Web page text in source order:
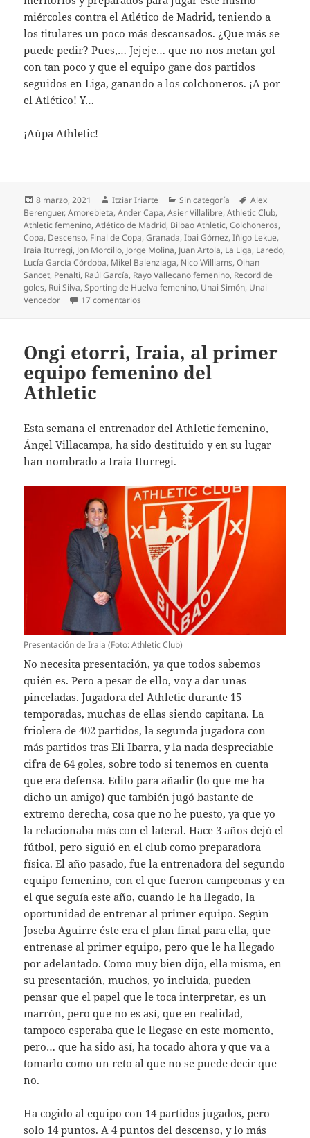
miércoles contra el Atlético de Madrid, teniendo a
los titulares un poco más descansados. ¿Que más se
puede pedir? Pues,… Jejeje… que no nos metan gol
con tan poco y que el equipo gane dos partidos
seguidos en Liga, ganando a los colchoneros. ¡A por
el Atlético! Y…
¡Aúpa Athletic!
Publicado
el
8 marzo, 2021 Autor
Itziar Iriarte Categorías
Sin categoría Etiquetas
Alex
Berenguer,Amorebieta,Ander Capa,Asier Villalibre,Athletic Club,
Athletic femenino,Atlético de Madrid, Bilbao Athletic,Colchoneros,
Copa, Descenso, Final de Copa,Granada,Ibai Gómez,Iñigo Lekue,
Iraia Iturregi, Jon Morcillo, Jorge Molina, Juan Artola, La Liga, Laredo,
Lucía García Córdoba, Mikel Balenziaga, Nico Williams,Oihan
Sancet, Penalti, Raúl García, Rayo Vallecano femenino, Record de
goles, Rui Silva,Sporting de Huelva femenino, Unai Simón, Unai
Vencedor
17 comentarios
Ongi etorri, Iraia, al primer
equipo femenino del
Athletic
Esta semana el entrenador del Athletic femenino,
Ángel Villacampa, ha sido destituido y en su lugar
han nombrado a Iraia Iturregi.
Presentación de Iraia (Foto: Athletic Club)
No necesita presentación, ya que todos sabemos
quién es. Pero a pesar de ello, voy a dar unas
pinceladas. Jugadora del Athletic durante 15
temporadas, muchas de ellas siendo capitana. La
friolera de 402 partidos, la segunda jugadora con
más partidos tras Eli Ibarra, y la nada despreciable
cifra de 64 goles, sobre todo si tenemos en cuenta
que era defensa. Edito para añadir (lo que me ha
dicho un amigo) que también jugó bastante de
extremo derecha, cosa que no he puesto, ya que yo
la relacionaba más con el lateral. Hace 3 años dejó el
fútbol, pero siguió en el club como preparadora
física. El año pasado, fue la entrenadora del segundo
equipo femenino, con el que fueron campeonas y en
el que seguía este año, cuando le ha llegado, la
oportunidad de entrenar al primer equipo. Según
Joseba Aguirre éste era el plan final para ella, que
entrenase al primer equipo, pero que le ha llegado
por adelantado. Como muy bien dijo, ella misma, en
su presentación, muchos, yo incluida, pueden
pensar que el papel que le toca interpretar, es un
marrón, pero que no es así, que en realidad,
tampoco esperaba que le llegase en este momento,
pero… que ha sido así, ha tocado ahora y que va a
tomarlo como un reto al que no se puede decir que
no.
Ha cogido al equipo con 14 partidos jugados, pero
solo 14 puntos. A 4 puntos del descenso, y lo más